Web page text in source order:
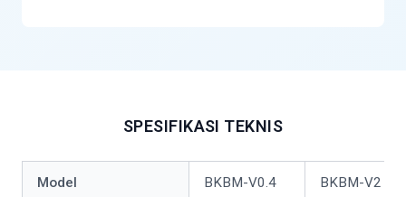
SPESIFIKASI TEKNIS
Model BKBM-V0.4 BKBM-V2